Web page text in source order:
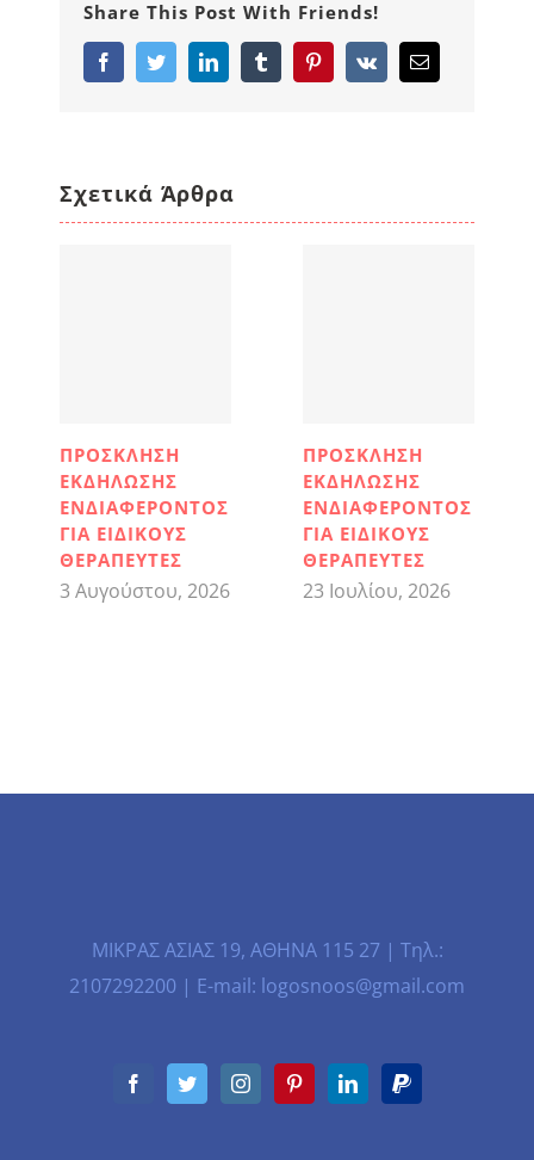
Share This Post With Friends!
FacebookTwitterLinkedInTumblr PinterestVk Email
Σχετικά Άρθρα
ΠΡΟΣΚΛΗΣΗ
ΕΚΔΗΛΩΣΗΣ
ΕΝΔΙΑΦΕΡΟΝΤΟΣ
ΓΙΑ ΕΙΔΙΚΟΥΣ
ΘΕΡΑΠΕΥΤΕΣ
3 Αυγούστου, 2026
ΠΡΟΣΚΛΗΣΗ
ΕΚΔΗΛΩΣΗΣ
ΕΝΔΙΑΦΕΡΟΝΤΟΣ
ΓΙΑ ΕΙΔΙΚΟΥΣ
ΘΕΡΑΠΕΥΤΕΣ
23 Ιουλίου, 2026
ΜΙΚΡΑΣ ΑΣΙΑΣ 19, ΑΘΗΝΑ 115 27 | Τηλ.:
2107292200 | E-mail: logosnoos@gmail.com